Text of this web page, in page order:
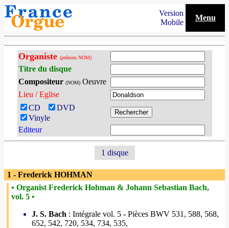
Version
Mobile
Menu
Organiste (prénom NOM)
Titre du disque
Compositeur (NOM)Oeuvre
Lieu / Eglise
CD
DVD
Vinyle
Editeur
1 disque
1 - Frederick HOHMAN
• Organist Frederick Hohman & Johann Sebastian Bach,
vol. 5 •
J. S. Bach : Intégrale vol. 5 - Pièces BWV 531, 588, 568,
652, 542, 720, 534, 734, 535,